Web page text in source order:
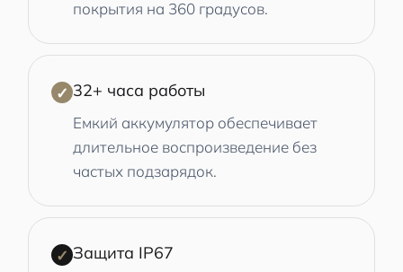
покрытия на 360 градусов.
✓ 32+ часа работы
Емкий аккумулятор обеспечивает
длительное воспроизведение без
частых подзарядок.
✓ Защита IP67